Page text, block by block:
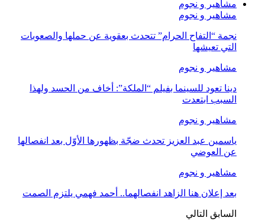
مشاهير و نجوم
مشاهير و نجوم
نجمة “التفاح الحرام” تتحدث بعقوية عن حملها والصعوبات
التي تعيشها
مشاهير و نجوم
دينا تعود للسينما بفيلم “الملكة”: أخاف من الحسد ولهذا
السبب ابتعدت
مشاهير و نجوم
ياسمين عبد العزيز تحدث ضجّة بظهورها الأوّل بعد انفصالها
عن العوضي
مشاهير و نجوم
بعد إعلان هنا الزاهد انفصالهما.. أحمد فهمي يلتزم الصمت
السابق التالي